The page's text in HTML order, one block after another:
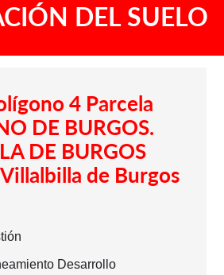
DEL SUELO
4 Parcela
DE BURGOS.
DE BURGOS
de Burgos
Desarrollo